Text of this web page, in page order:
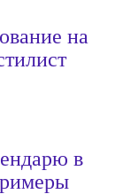
на
в